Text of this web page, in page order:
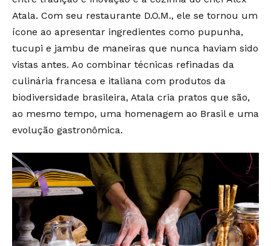
Atala. Com seu restaurante D.O.M., ele se tornou um
ícone ao apresentar ingredientes como pupunha,
tucupi e jambu de maneiras que nunca haviam sido
vistas antes. Ao combinar técnicas refinadas da
culinária francesa e italiana com produtos da
biodiversidade brasileira, Atala cria pratos que são,
ao mesmo tempo, uma homenagem ao Brasil e uma
evolução gastronômica.